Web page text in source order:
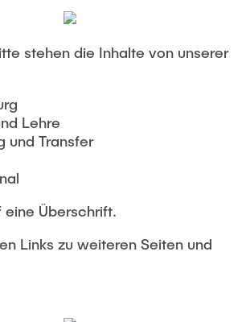
stehen die Inhalte von unserer
Lehre
und Transfer
eine Überschrift.
Links zu weiteren Seiten und